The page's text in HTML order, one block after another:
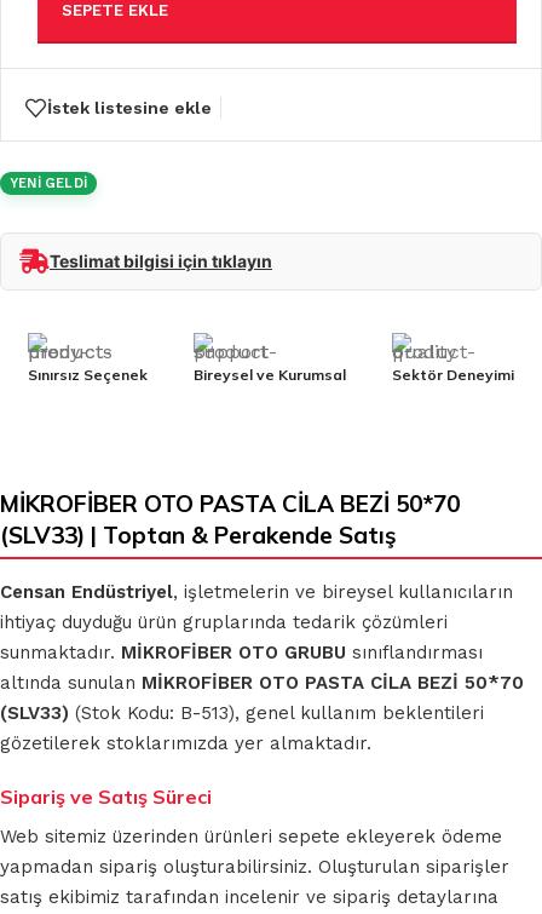
SEPETE EKLE
İstek listesine ekle
YENİ GELDİ
Teslimat bilgisi için tıklayın
Sınırsız Seçenek Bireysel ve Kurumsal Sektör Deneyimi
MİKROFİBER OTO PASTA CİLA BEZİ 50*70
(SLV33) | Toptan & Perakende Satış
Censan Endüstriyel, işletmelerin ve bireysel kullanıcıların
ihtiyaç duyduğu ürün gruplarında tedarik çözümleri
sunmaktadır. MİKROFİBER OTO GRUBU sınıflandırması
altında sunulan MİKROFİBER OTO PASTA CİLA BEZİ 50*70
(SLV33) (Stok Kodu: B-513), genel kullanım beklentileri
gözetilerek stoklarımızda yer almaktadır.
Sipariş ve Satış Süreci
Web sitemiz üzerinden ürünleri sepete ekleyerek ödeme
yapmadan sipariş oluşturabilirsiniz. Oluşturulan siparişler
satış ekibimiz tarafından incelenir ve sipariş detaylarına